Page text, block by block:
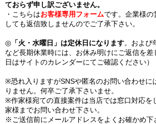
ておらず申し訳ございません。
・こちらはお客様専用フォームです。企業様の
しても返信致しませんのでご了承下さい。
◎ 「火・水曜日」は定休日になります。および
など長期休業時には、お休み明けにご返信を
日はサイトのカレンダーにてご確認ください）
※恐れ入りますがSNSや匿名のお問い合わせに
りません。何卒ご了承下さいませ。
※作家様宛ての直接案件は当店では窓口対応を
家様までお問い合わせ下さい。
※ご送信前にメールアドレスをよくお確かめ下